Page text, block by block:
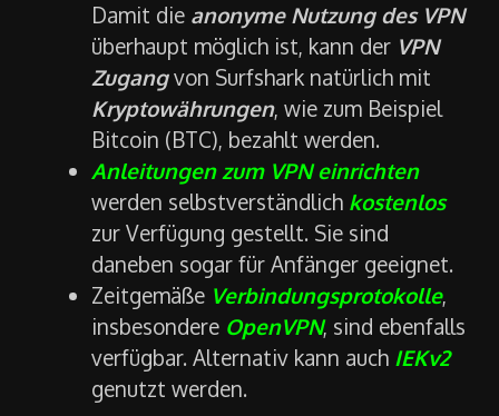
Damit die anonyme Nutzung des VPN
überhaupt möglich ist, kann der VPN
Zugangvon Surfshark natürlich mit
Kryptowährungen, wie zum Beispiel
Bitcoin (BTC), bezahlt werden.
Anleitungen zum VPN einrichten
werden selbstverständlich kostenlos
zur Verfügung gestellt. Sie sind
daneben sogar für Anfänger geeignet.
Zeitgemäße Verbindungsprotokolle,
insbesondere OpenVPN, sind ebenfalls
verfügbar. Alternativ kann auch IEKv2
genutzt werden.